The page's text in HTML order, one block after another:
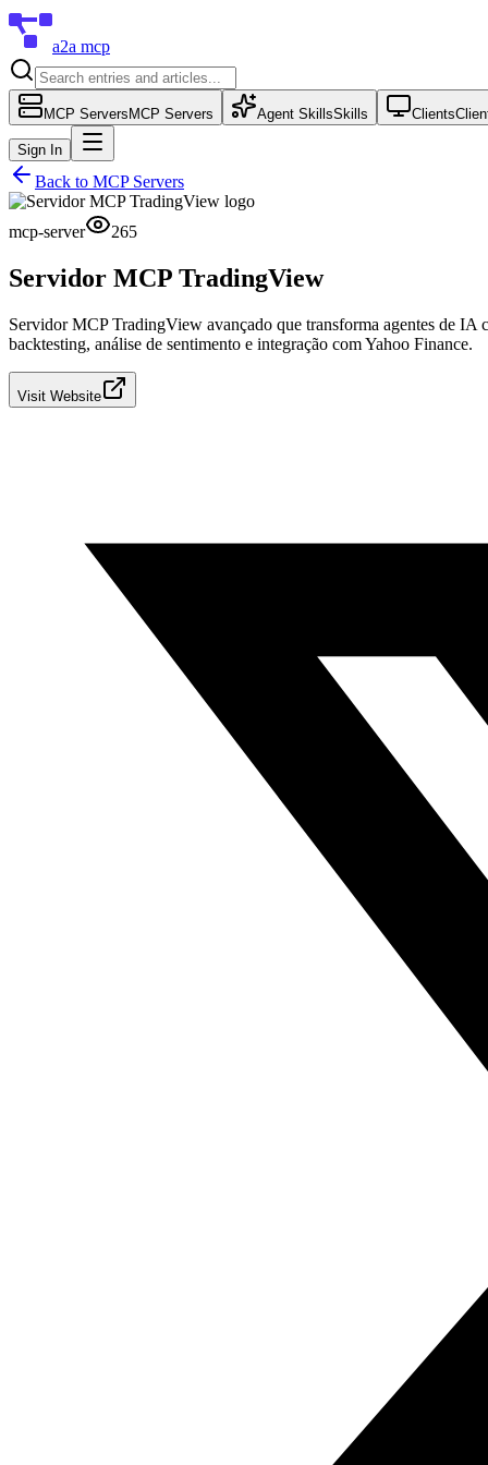
a2a mcp
MCP Servers MCP Servers Agent SkillsSkills Clients
Sign In
Back to MCP Servers
mcp-server 265
Servidor MCP TradingView
Servidor MCP TradingView avançado que transforma agentes de IA
backtesting, análise de sentimento e integração com Yahoo Finance.
Visit Website